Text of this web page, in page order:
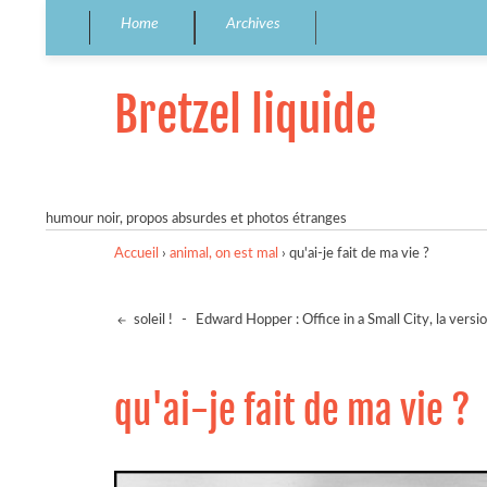
Home Archives
Bretzel liquide
humour noir, propos absurdes et photos étranges
Accueil › animal, on est mal › qu'ai-je fait de ma vie ?
soleil ! - Edward Hopper : Office in a Small City, la
qu'ai-je fait de ma vie ?